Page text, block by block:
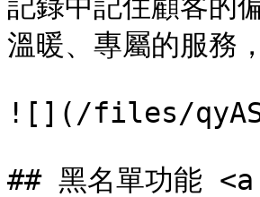
溫暖、專屬的服務
![](/files/
## 黑名單功能